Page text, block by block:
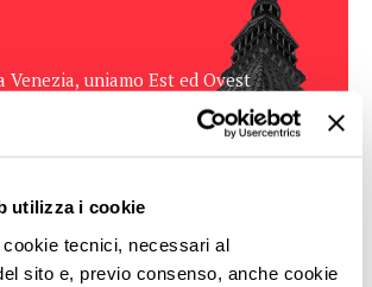
utilizza i cookie
tecnici, necessari al
sito e, previo consenso, anche cookie
Venezia, uniamo Est ed Ovest
volentieri verso Sud)